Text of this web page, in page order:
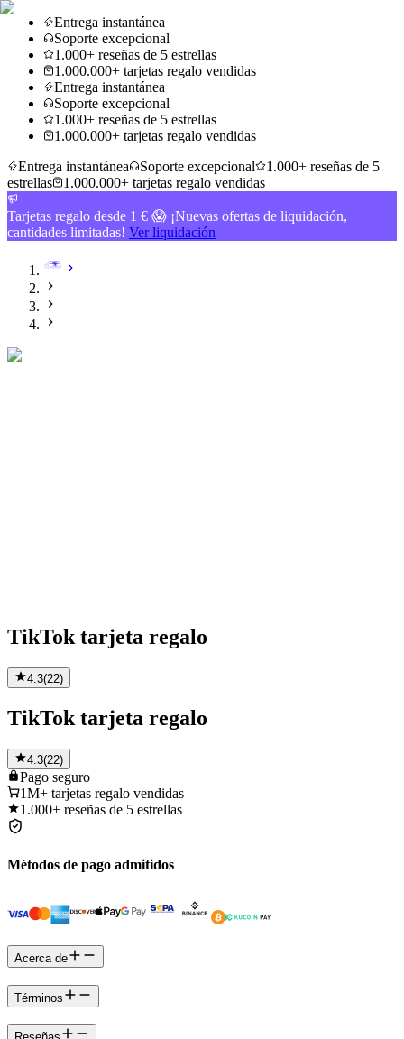
Entrega instantánea
Soporte excepcional
1.000+ reseñas de 5 estrellas
1.000.000+ tarjetas regalo vendidas
Entrega instantánea
Soporte excepcional
1.000+ reseñas de 5 estrellas
1.000.000+ tarjetas regalo vendidas
Entrega instantánea
Soporte excepcional
1.000+ reseñas de 5
estrellas
1.000.000+ tarjetas regalo vendidas
Tarjetas regalo desde 1 € 😱 ¡Nuevas ofertas de liquidación,
cantidades limitadas! Ver liquidación
TikTok tarjeta regalo
4.3(22)
TikTok tarjeta regalo
4.3(22)
Pago seguro
1M+ tarjetas regalo vendidas
1.000+ reseñas de 5 estrellas
Métodos de pago admitidos
Acerca de
Términos